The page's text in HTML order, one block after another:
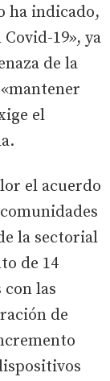
ha indicado,
19», ya
de la
el
el acuerdo
la sectorial
de 14
las
de